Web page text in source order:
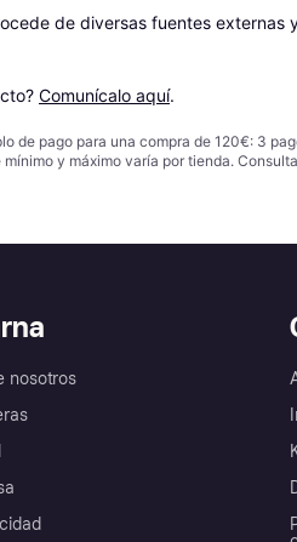
de diversas fuentes externas
Comunícalo aquí.
de pago para una compra de 120€: 3
y máximo varía por tienda.
nosotros